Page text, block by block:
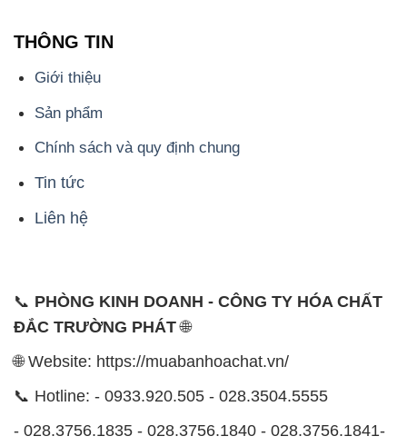
THÔNG TIN
Giới thiệu
Sản phẩm
Chính sách và quy định chung
Tin tức
Liên hệ
📞 PHÒNG KINH DOANH - CÔNG TY HÓA CHẤT
ĐẮC TRƯỜNG PHÁT🌐
🌐 Website: https://muabanhoachat.vn/
📞 Hotline: - 0933.920.505 - 028.3504.5555
- 028.3756.1835 - 028.3756.1840 - 028.3756.1841-